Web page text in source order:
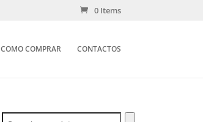
0 Items
COMO COMPRAR CONTACTOS